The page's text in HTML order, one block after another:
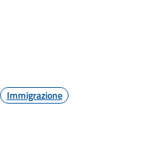
Immigrazione